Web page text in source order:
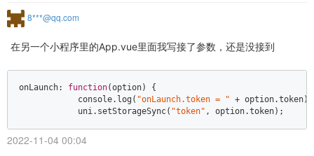
8***@qq.com
在另一个小程序里的App.vue里面我写接了参数，还是没接到
onLaunch: function(option) {
console.log( "onLaunch.token = " +
            uni.setStorageSync(
"token" , option.token);
2022-11-04 00:04